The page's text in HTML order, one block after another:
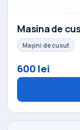
Masina de
Mașini de cusut
600 lei